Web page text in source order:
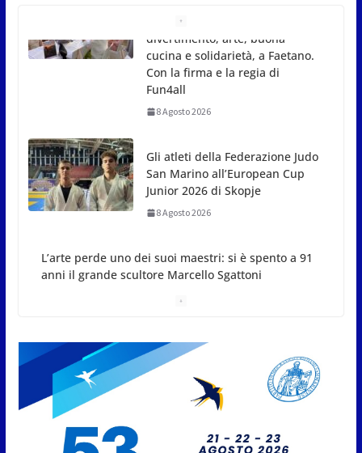
Gli atleti della Federazione Judo
San Marino all’European Cup
Junior 2026 di Skopje
8 Agosto 2026
L’arte perde uno dei suoi
maestri: si è spento a 91 anni il
grande scultore Marcello
Sgattoni
A Oltremare 2.0 a Riccione in migliaia per
San Marino Academy.
Femminile: quattro Primavera
aggregate alla Prima Squadra